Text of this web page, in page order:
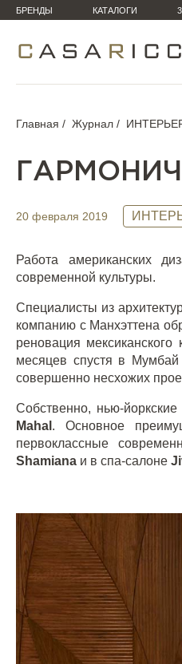
БРЕНДЫ КАТАЛОГИ
Главная Журнал
20 февраля 2019
Работа американских
современной культуры.
Специалисты из
компанию с Манхэттена
реновация мексиканского
месяцев спустя в
совершенно несхожих
Собственно, нью-
Mahal . Основное
первоклассные
Shamiana и в спа-салоне